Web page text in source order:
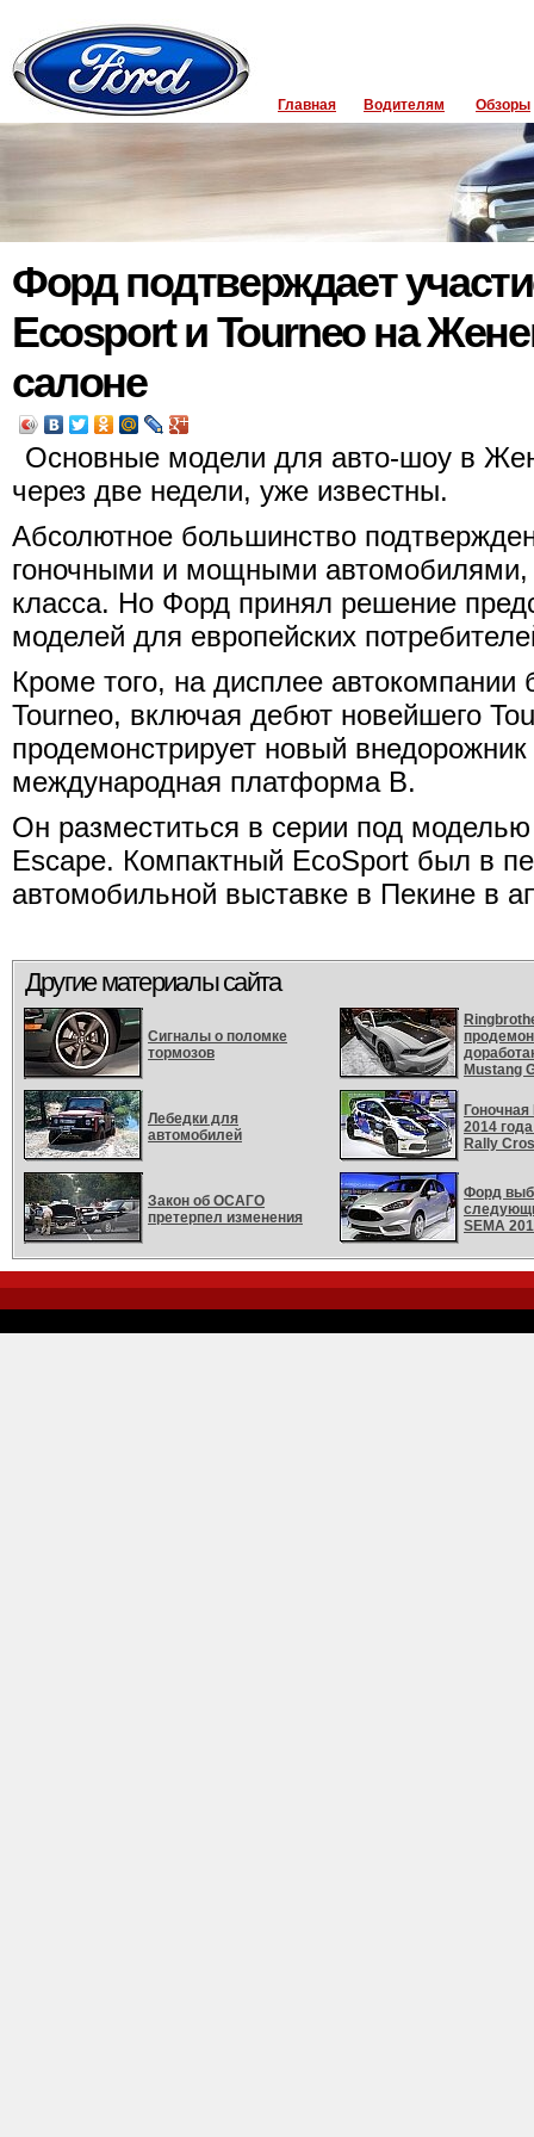
Главная Водителям Обзоры
Форд подтверждает
Ecosport и Tourneo на
салоне
Основные модели для авто-шоу в
через две недели, уже известны.
Абсолютное большинство
гоночными и мощными автомобилями,
класса. Но Форд принял решение
моделей для европейских
Кроме того, на дисплее
Tourneo, включая дебют новейшего
продемонстрирует новый
международная платформа В.
Он разместиться в серии под
Escape. Компактный EcoSport был в
автомобильной выставке в Пекине в
Другие материалы сайта
Сигналы о поломке
тормозов
Лебедки для
автомобилей
Закон об ОСАГО
претерпел изменения
Mustang
2014
Rally
Форд
SEMA